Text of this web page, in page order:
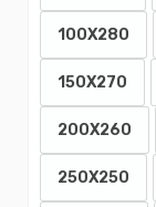
100X280
150X270
200X260
250X250